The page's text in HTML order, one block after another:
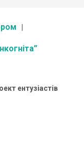
ентузіастів